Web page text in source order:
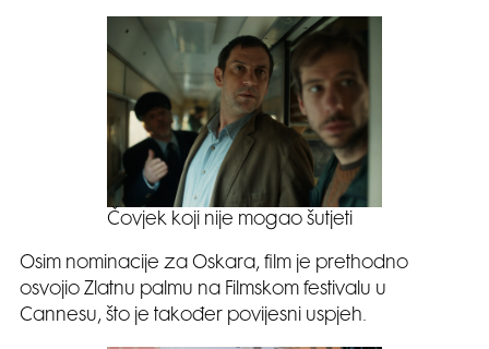
Čovjek koji nije mogao šutjeti
Osim nominacije za Oskara, film je prethodno
osvojio Zlatnu palmu na Filmskom festivalu u
Cannesu, što je također povijesni uspjeh.